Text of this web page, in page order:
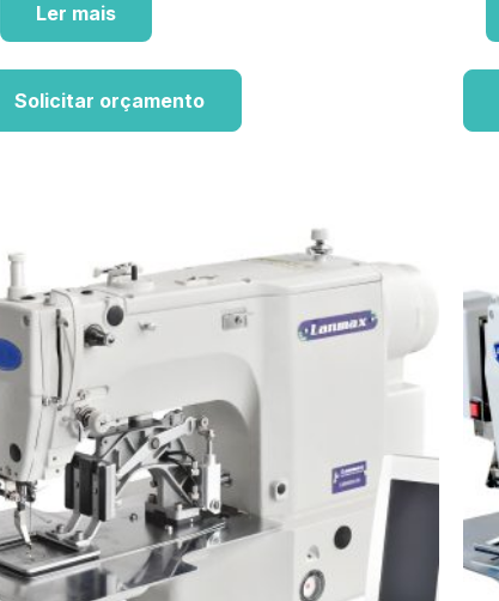
Ler mais
Solicitar orçamento